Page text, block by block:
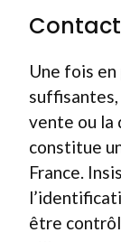
Une fois
vente ou la
constitue
France.
être